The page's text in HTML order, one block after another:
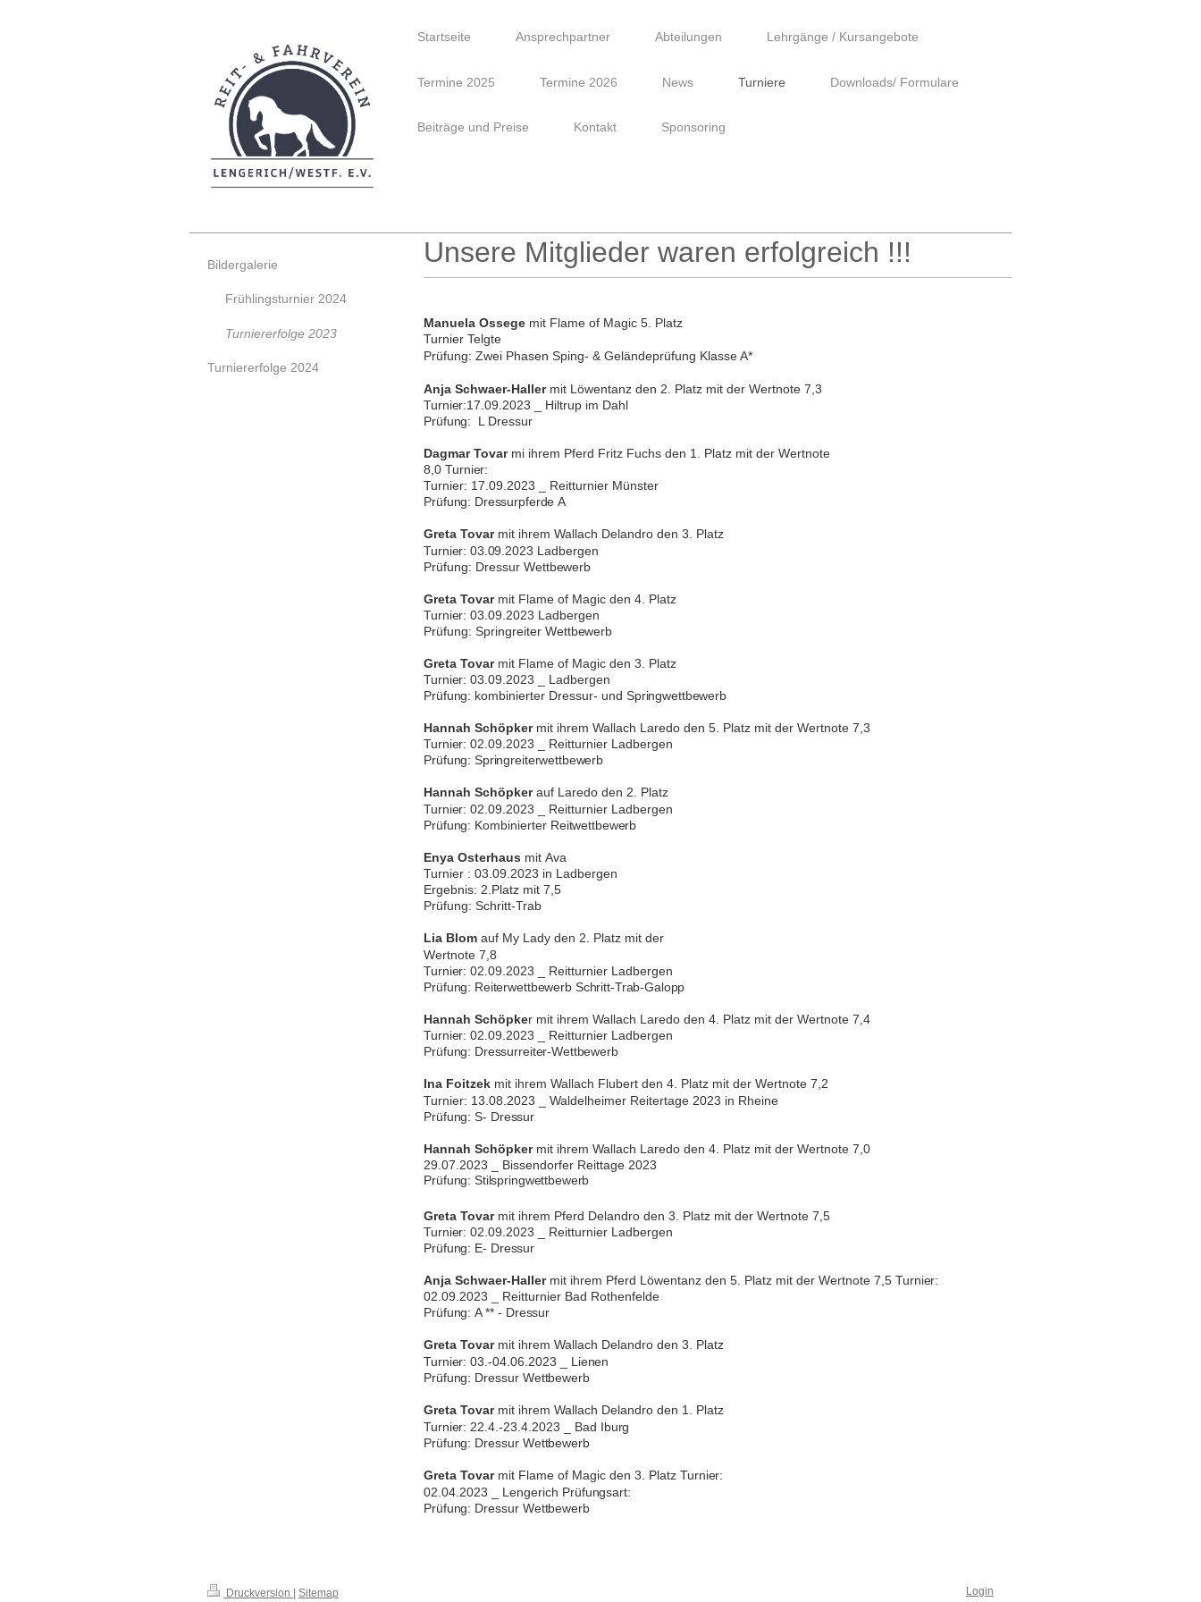
Startseite Ansprechpartner Abteilungen Lehrgänge / Kursangebote
Termine 2025 Termine 2026 News Turniere Downloads/ Formulare
Beiträge und Preise Kontakt Sponsoring
Unsere Mitglieder waren erfolgreich !!!
Manuela Ossege mit Flame of Magic 5. Platz
Turnier Telgte
Prüfung: Zwei Phasen Sping- & Geländeprüfung Klasse A*
Anja Schwaer-Hallermit Löwentanz den 2. Platz mit der Wertnote 7,3
Turnier:17.09.2023 _ Hiltrup im Dahl
Prüfung:
L Dressur
Dagmar Tovarmi ihrem Pferd Fritz Fuchs den 1. Platz mit der Wertnote
8,0Turnier:
Turnier: 17.09.2023 _ Reitturnier Münster
Prüfung: Dressurpferde A
Greta Tovarmit ihrem Wallach Delandro den 3. Platz
Turnier: 03.09.2023 Ladbergen
Prüfung: DressurWettbewerb
Greta Tovarmit Flame of Magic den 4. Platz
Turnier:03.09.2023 Ladbergen
Prüfung: SpringreiterWettbewerb
Greta Tovarmit Flame of Magic den 3. Platz
Turnier:03.09.2023 _ Ladbergen
Prüfung: kombinierter Dressur- undSpringwettbewerb
Hannah Schöpkermit ihrem Wallach Laredo den 5. Platz mit der Wertnote 7,3
Turnier:02.09.2023 _ Reitturnier Ladbergen
Prüfung: Springreiterwettbewerb
Hannah Schöpkerauf Laredo den 2. Platz
Turnier:02.09.2023 _ Reitturnier Ladbergen
Prüfung: Kombinierter Reitwettbewerb
Enya Osterhaus mitAva
Turnier : 03.09.2023 in Ladbergen
Ergebnis: 2.Platz mit 7,5
Prüfung: Schritt-Trab
Lia Blom auf My Lady den 2. Platz mit der
Wertnote 7,8
Turnier:02.09.2023 _ Reitturnier Ladbergen
Prüfung: Reiterwettbewerb Schritt-Trab-Galopp
Hannah Schöpker mit ihrem Wallach Laredo den 4. Platz mit der Wertnote 7,4
Turnier:02.09.2023 _ Reitturnier Ladbergen
Prüfung: Dressurreiter-Wettbewerb
Ina Foitzek mit ihrem Wallach Flubert den 4. Platz mit der Wertnote 7,2
Turnier: 13.08.2023 _ Waldelheimer Reitertage 2023 in Rheine
Prüfung:S- Dressur
Hannah Schöpkermit ihrem Wallach Laredo den 4. Platz mit der Wertnote 7,0
29.07.2023 _ Bissendorfer Reittage 2023
Prüfung: Stilspringwettbewerb
Greta Tovarmit ihrem Pferd Delandro den 3. Platz mit der Wertnote 7,5
Turnier:02.09.2023 _ Reitturnier Ladbergen
Prüfung: E- Dressur
Anja Schwaer-Hallermit ihrem Pferd Löwentanz den 5. Platz mit der Wertnote 7,5Turnier:
02.09.2023 _ Reitturnier Bad Rothenfelde
Prüfung:A ** - Dressur
Greta Tovarmit ihrem Wallach Delandro den 3. Platz
Turnier:03.-04.06.2023 _ Lienen
Prüfung: DressurWettbewerb
Greta Tovarmit ihrem Wallach Delandro den 1. Platz
Turnier:22.4.-23.4.2023 _ Bad Iburg
Prüfung: DressurWettbewerb
Greta Tovarmit Flame of Magic den 3. PlatzTurnier:
02.04.2023 _ Lengerich Prüfungsart:
Prüfung: DressurWettbewerb
Bildergalerie
Frühlingsturnier 2024
Turniererfolge 2023
Turniererfolge 2024
Druckversion
Sitemap
Login